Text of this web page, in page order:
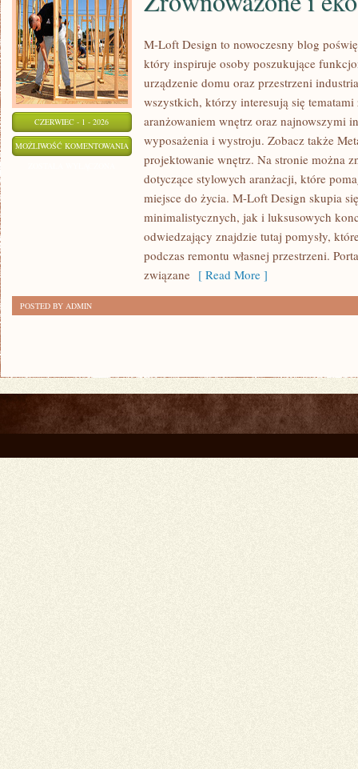
CZERWIEC - 1 - 2026
MOŻLIWOŚĆ KOMENTOWANIA ZRÓWNOWAŻONE
WNĘTRZA
M-Loft Design to nowoczesny blog
który inspiruje osoby poszukujące
urządzenie domu oraz przestrzeni
wszystkich, którzy interesują się
aranżowaniem wnętrz oraz najnowszymi
wyposażenia i wystroju. Zobacz także
projektowanie wnętrz. Na stronie można
dotyczące stylowych aranżacji, które
miejsce do życia. M-Loft Design skupia
minimalistycznych, jak i luksusowych
odwiedzający znajdzie tutaj pomysły,
podczas remontu własnej przestrzeni.
związane [ Read More ]
POSTED BY ADMIN